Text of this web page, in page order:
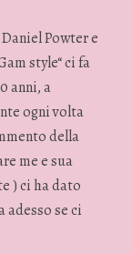
Powter e
style“ ci fa
anni, a
ogni volta
della
me e sua
) ci ha dato
adesso se ci